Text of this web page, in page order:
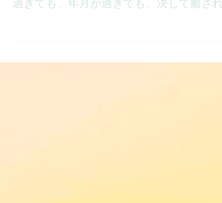
あなたの愛する人が亡くなって、あなたの
ことのない想い。あの時に伝えておけばよ